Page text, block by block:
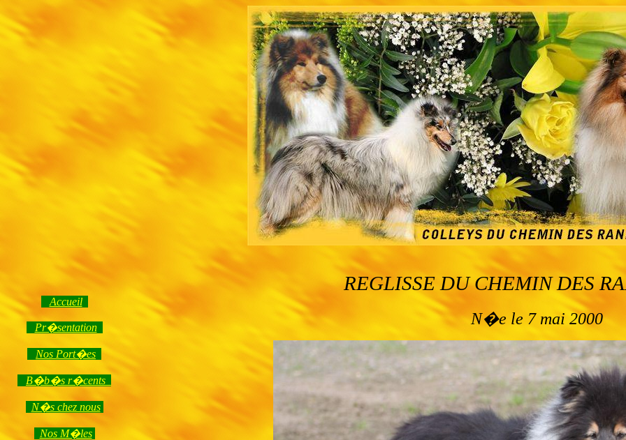
Accueil
Pr�sentation
Nos Port�es
B�b�s r�cents
N�s chez nous
Nos M�les
REGLISSE DU CHEMIN DES
N�e le 7 mai 2000